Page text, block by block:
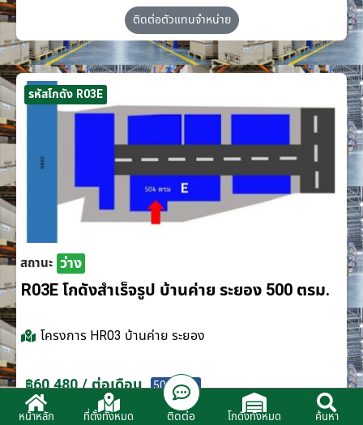
ติดต่อตัวแทนจำหน่าย
รหัสโกดัง R03E
สถานะ ว่าง
R03E โกดังสำเร็จรูป บ้านค่าย ระยอง 500 ตรม.
โครงการ HR03 บ้านค่าย ระยอง
฿60,480 / ต่อเดือน 500 ตรม.
หน้าหลัก ที่ตั้งทั้งหมด ติดต่อ โกดังทั้งหมด ค้นหา